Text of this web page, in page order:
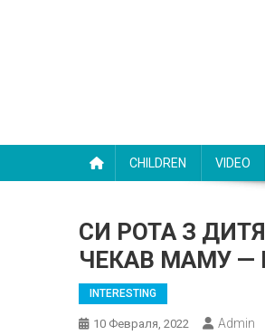
CHILDREN VIDEO
CИ PОТА З
ЧЕКАВ МАМУ —
INTERESTING
10 Февраля, 2022 Admin